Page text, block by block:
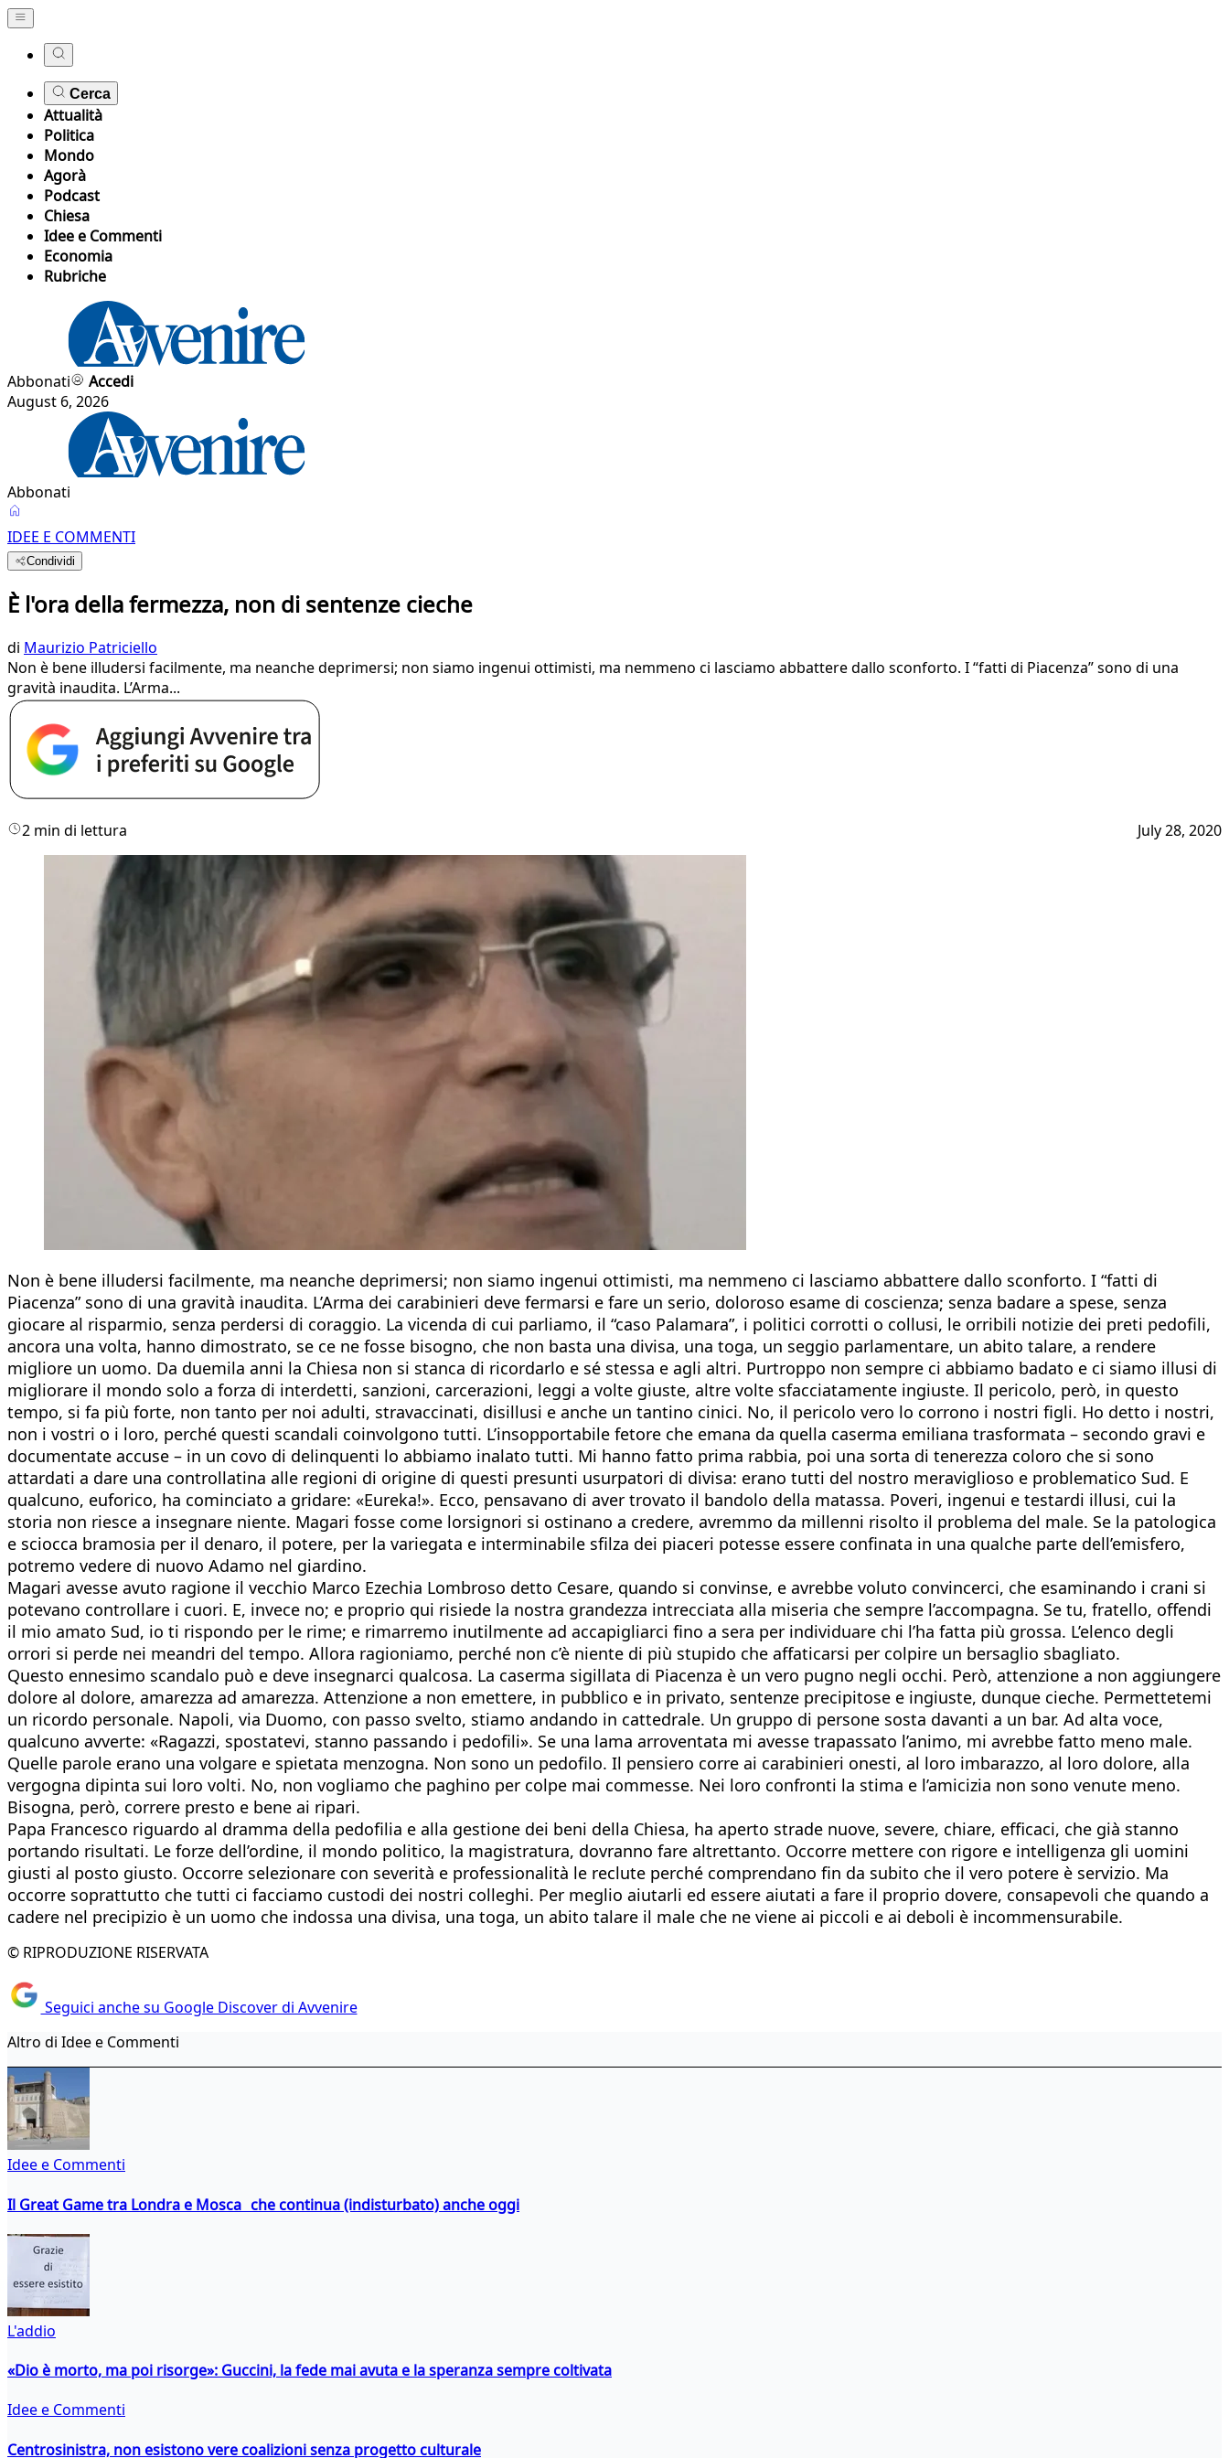
Cerca
Attualità
Politica
Mondo
Agorà
Podcast
Chiesa
Idee e Commenti
Economia
Rubriche
Abbonati
Accedi
August 6, 2026
Abbonati
IDEE E COMMENTI
Condividi
È l'ora della fermezza, non di sentenze cieche
di Maurizio Patriciello
Non è bene illudersi facilmente, ma neanche deprimersi; non siamo ingenui ottimisti, ma nemmeno ci lasciamo abbattere dallo sconforto. I “fatti di Piacenza” sono di una
gravità inaudita. L’Arma...
2 min di lettura July 28, 2020
Non è bene illudersi facilmente, ma neanche deprimersi; non siamo ingenui ottimisti, ma nemmeno ci lasciamo abbattere dallo sconforto. I “fatti di
Piacenza” sono di una gravità inaudita. L’Arma dei carabinieri deve fermarsi e fare un serio, doloroso esame di coscienza; senza badare a spese, senza
giocare al risparmio, senza perdersi di coraggio. La vicenda di cui parliamo, il “caso Palamara”, i politici corrotti o collusi, le orribili notizie dei preti pedofili,
ancora una volta, hanno dimostrato, se ce ne fosse bisogno, che non basta una divisa, una toga, un seggio parlamentare, un abito talare, a rendere
migliore un uomo. Da duemila anni la Chiesa non si stanca di ricordarlo e sé stessa e agli altri. Purtroppo non sempre ci abbiamo badato e ci siamo illusi di
migliorare il mondo solo a forza di interdetti, sanzioni, carcerazioni, leggi a volte giuste, altre volte sfacciatamente ingiuste. Il pericolo, però, in questo
tempo, si fa più forte, non tanto per noi adulti, stravaccinati, disillusi e anche un tantino cinici. No, il pericolo vero lo corrono i nostri figli. Ho detto i nostri,
non i vostri o i loro, perché questi scandali coinvolgono tutti. L’insopportabile fetore che emana da quella caserma emiliana trasformata – secondo gravi e
documentate accuse – in un covo di delinquenti lo abbiamo inalato tutti. Mi hanno fatto prima rabbia, poi una sorta di tenerezza coloro che si sono
attardati a dare una controllatina alle regioni di origine di questi presunti usurpatori di divisa: erano tutti del nostro meraviglioso e problematico Sud. E
qualcuno, euforico, ha cominciato a gridare: «Eureka!». Ecco, pensavano di aver trovato il bandolo della matassa. Poveri, ingenui e testardi illusi, cui la
storia non riesce a insegnare niente. Magari fosse come lorsignori si ostinano a credere, avremmo da millenni risolto il problema del male. Se la patologica
e sciocca bramosia per il denaro, il potere, per la variegata e interminabile sfilza dei piaceri potesse essere confinata in una qualche parte dell’emisfero,
potremo vedere di nuovo Adamo nel giardino.
Magari avesse avuto ragione il vecchio Marco Ezechia Lombroso detto Cesare, quando si convinse, e avrebbe voluto convincerci, che esaminando i crani si
potevano controllare i cuori. E, invece no; e proprio qui risiede la nostra grandezza intrecciata alla miseria che sempre l’accompagna. Se tu, fratello, offendi
il mio amato Sud, io ti rispondo per le rime; e rimarremo inutilmente ad accapigliarci fino a sera per individuare chi l’ha fatta più grossa. L’elenco degli
orrori si perde nei meandri del tempo. Allora ragioniamo, perché non c’è niente di più stupido che affaticarsi per colpire un bersaglio sbagliato.
Questo ennesimo scandalo può e deve insegnarci qualcosa. La caserma sigillata di Piacenza è un vero pugno negli occhi. Però, attenzione a non aggiungere
dolore al dolore, amarezza ad amarezza. Attenzione a non emettere, in pubblico e in privato, sentenze precipitose e ingiuste, dunque cieche. Permettetemi
un ricordo personale. Napoli, via Duomo, con passo svelto, stiamo andando in cattedrale. Un gruppo di persone sosta davanti a un bar. Ad alta voce,
qualcuno avverte: «Ragazzi, spostatevi, stanno passando i pedofili». Se una lama arroventata mi avesse trapassato l’animo, mi avrebbe fatto meno male.
Quelle parole erano una volgare e spietata menzogna. Non sono un pedofilo. Il pensiero corre ai carabinieri onesti, al loro imbarazzo, al loro dolore, alla
vergogna dipinta sui loro volti. No, non vogliamo che paghino per colpe mai commesse. Nei loro confronti la stima e l’amicizia non sono venute meno.
Bisogna, però, correre presto e bene ai ripari.
Papa Francesco riguardo al dramma della pedofilia e alla gestione dei beni della Chiesa, ha aperto strade nuove, severe, chiare, efficaci, che già stanno
portando risultati. Le forze dell’ordine, il mondo politico, la magistratura, dovranno fare altrettanto. Occorre mettere con rigore e intelligenza gli uomini
giusti al posto giusto. Occorre selezionare con severità e professionalità le reclute perché comprendano fin da subito che il vero potere è servizio. Ma
occorre soprattutto che tutti ci facciamo custodi dei nostri colleghi. Per meglio aiutarli ed essere aiutati a fare il proprio dovere, consapevoli che quando a
cadere nel precipizio è un uomo che indossa una divisa, una toga, un abito talare il male che ne viene ai piccoli e ai deboli è incommensurabile.
© RIPRODUZIONE RISERVATA
Seguici anche su Google Discover di Avvenire
Altro di Idee e Commenti
Idee e Commenti
Il Great Game tra Londra e Mosca che continua (indisturbato) anche oggi
L'addio
«Dio è morto, ma poi risorge»: Guccini, la fede mai avuta e la speranza sempre coltivata
Idee e Commenti
Centrosinistra, non esistono vere coalizioni senza progetto culturale